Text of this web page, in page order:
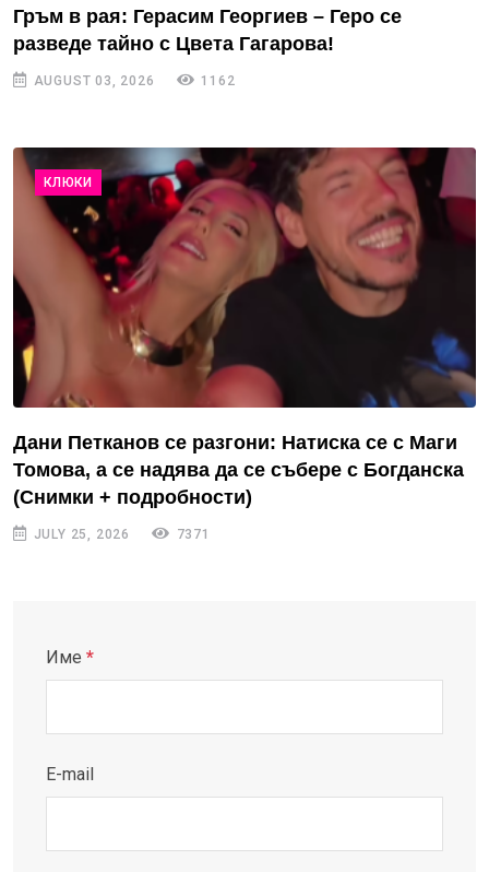
Гръм в рая: Герасим Георгиев – Геро се
разведе тайно с Цвета Гагарова!
AUGUST 03, 2026 1162
КЛЮКИ
Дани Петканов се разгони: Натиска се с Маги
Томова, а се надява да се събере с Богданска
(Снимки + подробности)
JULY 25, 2026 7371
Име *
E-mail